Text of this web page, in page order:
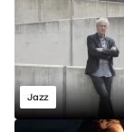
Jazz